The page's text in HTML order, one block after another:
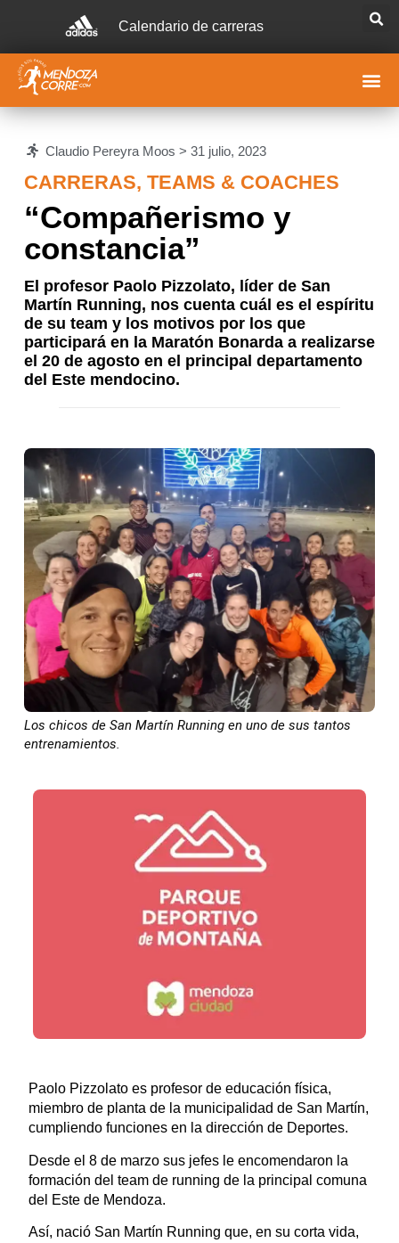
Calendario de carreras
Claudio Pereyra Moos > 31 julio, 2023
CARRERAS, TEAMS & COACHES
“Compañerismo y
constancia”
El profesor Paolo Pizzolato, líder de San
Martín Running, nos cuenta cuál es el espíritu
de su team y los motivos por los que
participará en la Maratón Bonarda a realizarse
el 20 de agosto en el principal departamento
del Este mendocino.
Los chicos de San Martín Running en uno de sus tantos
entrenamientos.
Paolo Pizzolato es profesor de educación física,
miembro de planta de la municipalidad de San Martín,
cumpliendo funciones en la dirección de Deportes.
Desde el 8 de marzo sus jefes le encomendaron la
formación del team de running de la principal comuna
del Este de Mendoza.
Así, nació San Martín Running que, en su corta vida,